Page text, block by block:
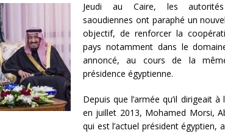
Jeudi au Caire, les
saoudiennes ont paraphé un
objectif, de renforcer la
pays notamment dans le
annoncé, au cours de la
présidence égyptienne.
Depuis que l’armée qu’il dirigeait à
en juillet 2013, Mohamed Morsi,
qui est l’actuel président égyptien,